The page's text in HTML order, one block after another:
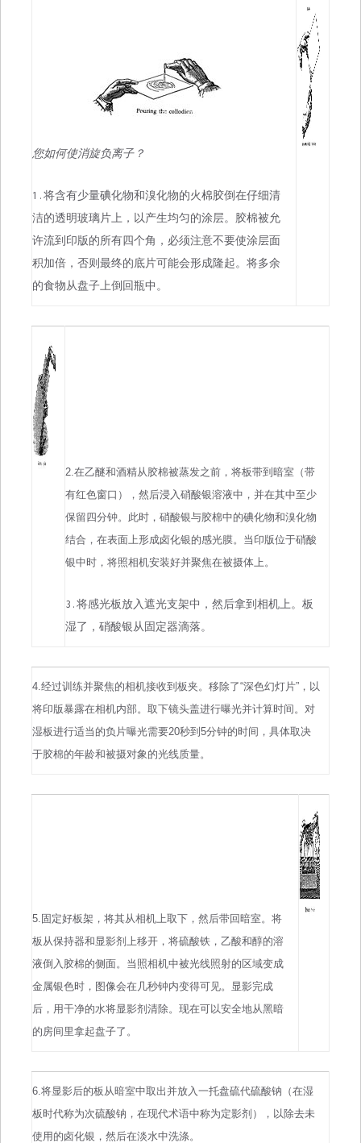
您如何使消旋负离子？
1.将含有少量碘化物和溴化物的火棉胶倒在仔细清
洁的透明玻璃片上，以产生均匀的涂层。胶棉被允
许流到印版的所有四个角，必须注意不要使涂层面
积加倍，否则最终的底片可能会形成隆起。将多余
的食物从盘子上倒回瓶中。
2.在乙醚和酒精从胶棉被蒸发之前，将板带到暗室（带
有红色窗口），然后浸入硝酸银溶液中，并在其中至少
保留四分钟。此时，硝酸银与胶棉中的碘化物和溴化物
结合，在表面上形成卤化银的感光膜。当印版位于硝酸
银中时，将照相机安装好并聚焦在被摄体上。
3.将感光板放入遮光支架中，然后拿到相机上。板
湿了，硝酸银从固定器滴落。
4.经过训练并聚焦的相机接收到板夹。移除了“深色幻灯片”，以
将印版暴露在相机内部。取下镜头盖进行曝光并计算时间。对
湿板进行适当的负片曝光需要20秒到5分钟的时间，具体取决
于胶棉的年龄和被摄对象的光线质量。
5.固定好板架，将其从相机上取下，然后带回暗室。将
板从保持器和显影剂上移开，将硫酸铁，乙酸和醇的溶
液倒入胶棉的侧面。当照相机中被光线照射的区域变成
金属银色时，图像会在几秒钟内变得可见。显影完成
后，用干净的水将显影剂清除。现在可以安全地从黑暗
的房间里拿起盘子了。
6.将显影后的板从暗室中取出并放入一托盘硫代硫酸钠（在湿
板时代称为次硫酸钠，在现代术语中称为定影剂），以除去未
使用的卤化银，然后在淡水中洗涤。